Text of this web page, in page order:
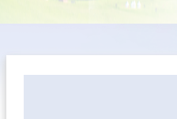
办事指南